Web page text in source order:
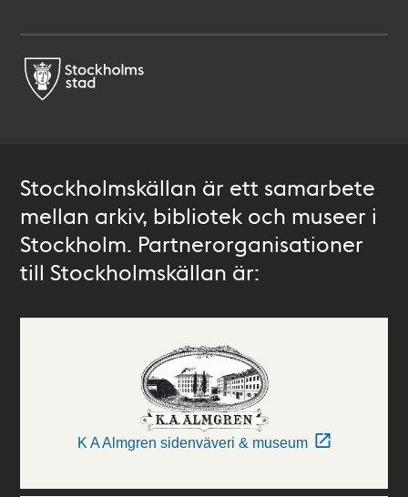
Stockholmskällan är ett samarbete
mellan arkiv, bibliotek och museer i
Stockholm. Partnerorganisationer
till Stockholmskällan är:
K A Almgren sidenväveri & museum